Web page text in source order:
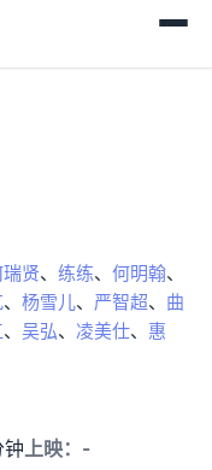
贤、 练练、 何明翰、
、 杨雪儿、 严智超、 曲
、 吴弘、 凌美仕、 惠
上映： -